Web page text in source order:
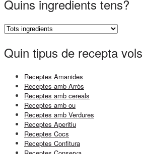
Quins ingredients tens?
Quin tipus de recepta
Receptes Amanides
Receptes amb Arròs
Receptes amb cereals
Receptes amb ou
Receptes amb Verdures
Receptes Aperitiu
Receptes Cocs
Receptes Confitura